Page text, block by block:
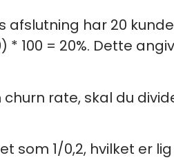
afslutning har 20
100 = 20%. Dette
rate, skal du
1/0,2, hvilket er